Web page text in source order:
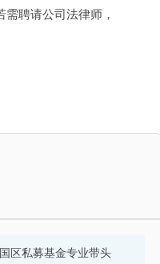
需聘请公司法律师，
区私募基金专业带头